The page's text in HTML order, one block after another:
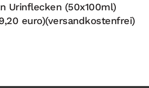
Urinflecken (50x100ml)
euro)(versandkostenfrei)